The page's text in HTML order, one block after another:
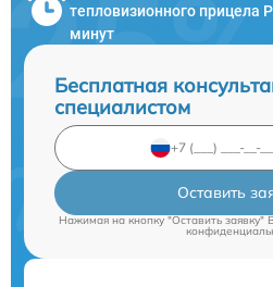
тепловизионного прицела
минут
Бесплатная
специалистом
Оставить
Нажимая на кнопку "Оставить заявку"